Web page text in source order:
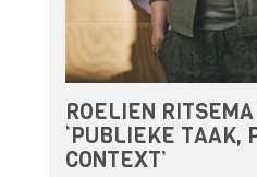
ROELIEN
‘PUBLIEKE TAAK,
CONTEXT’